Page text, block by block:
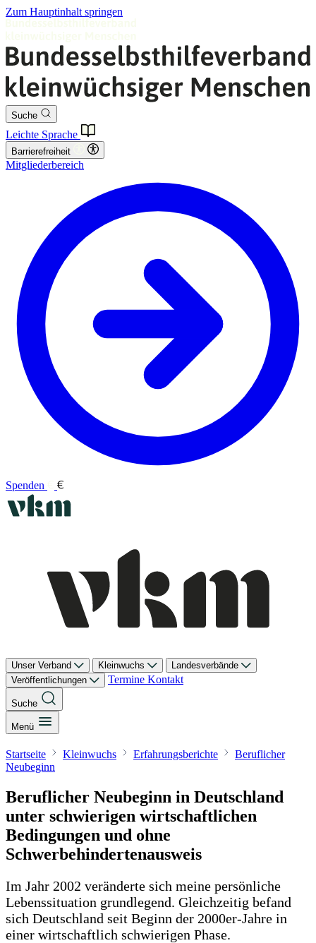
Zum Hauptinhalt springen
Suche
Leichte Sprache
Barrierefreiheit
Mitgliederbereich
Spenden
Unser Verband Kleinwuchs
Landesverbände
Veröffentlichungen
Termine Kontakt
Suche
Menü
Startseite Kleinwuchs Erfahrungsberichte
Beruflicher
Neubeginn
Beruflicher Neubeginn in Deutschland
unter schwierigen wirtschaftlichen
Bedingungen und ohne
Schwerbehindertenausweis
Im Jahr 2002 veränderte sich meine persönliche
Lebenssituation grundlegend. Gleichzeitig befand
sich Deutschland seit Beginn der 2000er-Jahre in
einer wirtschaftlich schwierigen Phase.